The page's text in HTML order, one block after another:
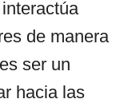
de manera
ser un
hacia las